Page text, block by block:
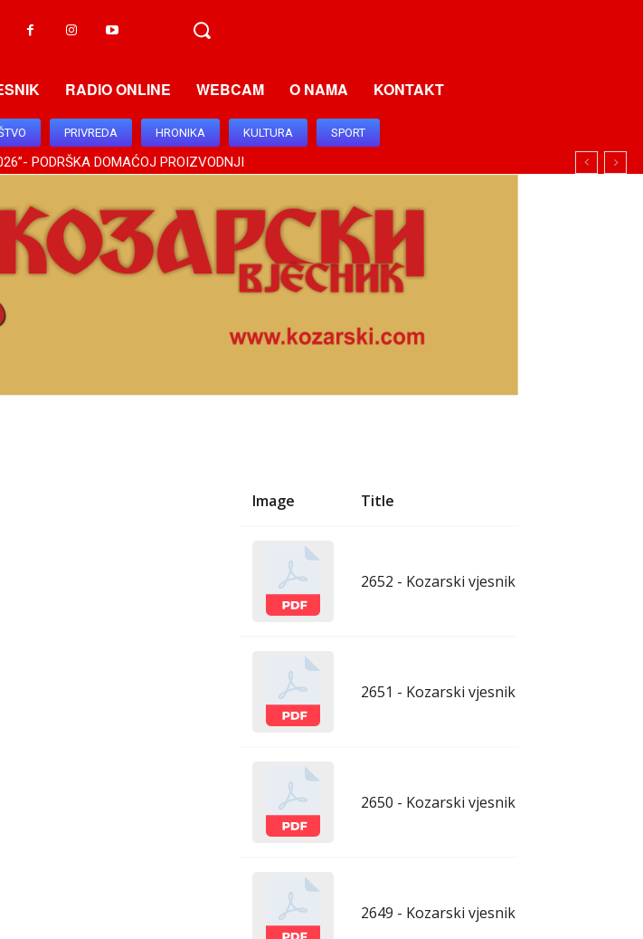
RADIO ONLINE WEBCAM O NAMA KONTAKT
PRIVREDA HRONIKA KULTURA SPORT
PODRŠKA DOMAĆOJ PROIZVODNJI
Image Title
2652 - Kozarski vjesnik - 31.7.2026.
2651 - Kozarski vjesnik - 24.7.2026.
2650 - Kozarski vjesnik - 17.7.2026.
2649 - Kozarski vjesnik - 10.7.2026.